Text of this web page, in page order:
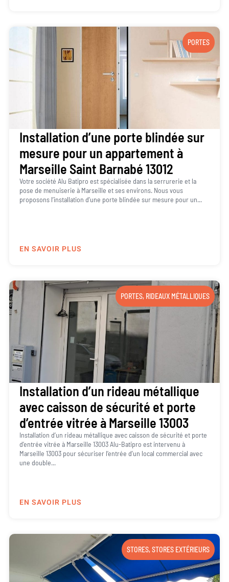
PORTES
Installation d’une porte blindée sur
mesure pour un appartement à
Marseille Saint Barnabé 13012
Votre société Alu Batipro est spécialisée dans la serrurerie et la
pose de menuiserie à Marseille et ses environs. Nous vous
proposons l’installation d’une porte blindée sur mesure pour un...
EN SAVOIR PLUS
PORTES, RIDEAUX MÉTALLIQUES
Installation d’un rideau métallique
avec caisson de sécurité et porte
d’entrée vitrée à Marseille 13003
Installation d’un rideau métallique avec caisson de sécurité et porte
d’entrée vitrée à Marseille 13003 Alu-Batipro est intervenu à
Marseille 13003 pour sécuriser l’entrée d’un local commercial avec
une double...
EN SAVOIR PLUS
STORES,STORES EXTÉRIEURS